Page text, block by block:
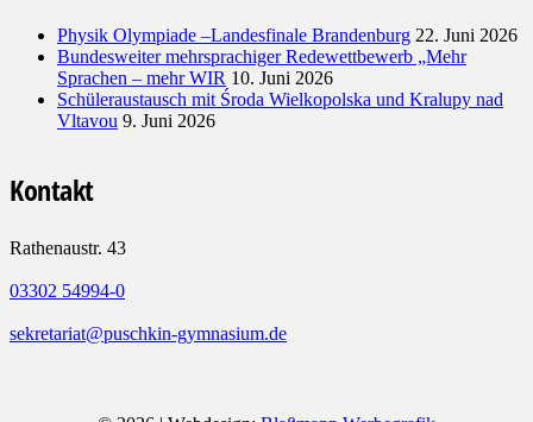
Physik Olympiade –Landesfinale Brandenburg 22. Juni 2026
Bundesweiter mehrsprachiger Redewettbewerb „Mehr
Sprachen – mehr WIR 10. Juni 2026
Schüleraustausch mit Środa Wielkopolska und Kralupy nad
Vltavou 9. Juni 2026
Kontakt
Rathenaustr. 43
03302 54994-0
sekretariat@puschkin-gymnasium.de